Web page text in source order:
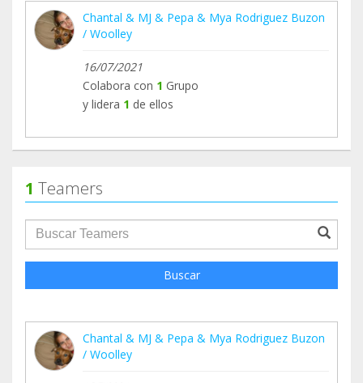
Chantal & MJ & Pepa & Mya Rodriguez Buzon
/ Woolley
16/07/2021
Colabora con 1 Grupo
y lidera 1 de ellos
1 Teamers
groupProfile.searchForm.search.text???
Buscar
Chantal & MJ & Pepa & Mya Rodriguez Buzon
/ Woolley